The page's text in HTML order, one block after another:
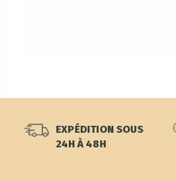
EXPÉDITION SOUS
24H À 48H